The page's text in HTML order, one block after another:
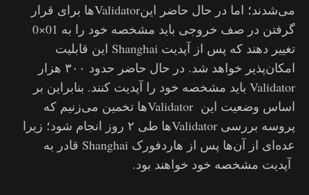
می‌شدند؛ اما در حال حاضر اینValidatorها برای قرار
گرفتن در صف خروجی باید مشخصه خود را به 01×0
تغییر دهند که پس از آپدیت Shanghai این قابلیت
امکان‌پذیر خواهد شد. در حال حاضر حدود ۳۰۰ هزار
Validator باید مشخصه خود را آپدیت کنند. بنابراین بر
اساس وضعیت این Validatorها تخمین می‌زنیم که
پروسه بررسی Validatorها طی ۲ روز انجام شود؛ زیرا
عده‌ای از آن‌ها پس از هاردفورک Shanghai قادر به
آپدیت مشخصه خود خواهند بود.